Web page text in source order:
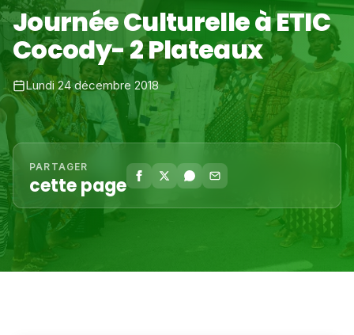
Journée Culturelle à ETIC
Cocody- 2 Plateaux
Lundi 24 décembre 2018
PARTAGER
cette page